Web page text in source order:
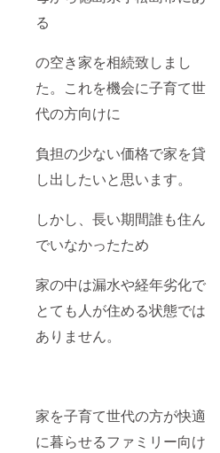
る
の空き家を相続致しまし
た。これを機会に子育て世
代の方向けに
負担の少ない価格で家を貸
し出したいと思います。
しかし、長い期間誰も住ん
でいなかったため
家の中は漏水や経年劣化で
とても人が住める状態では
ありません。
家を子育て世代の方が快適
に暮らせるファミリー向け